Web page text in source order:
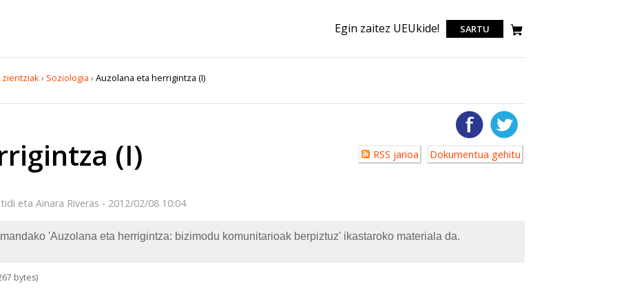
Egin zaitez UEUkide! SARTU
› Soziologia › Auzolana eta herrigintza (I)
Erabiltzailearen
akzioak
RSS jarioa Dokumentua gehitu
(I)
eta Ainara Riveras - 2012/02/08 10:04
'Auzolana eta herrigintza: bizimodu komunitarioak berpiztuz' ikastaroko materiala da.
bytes)